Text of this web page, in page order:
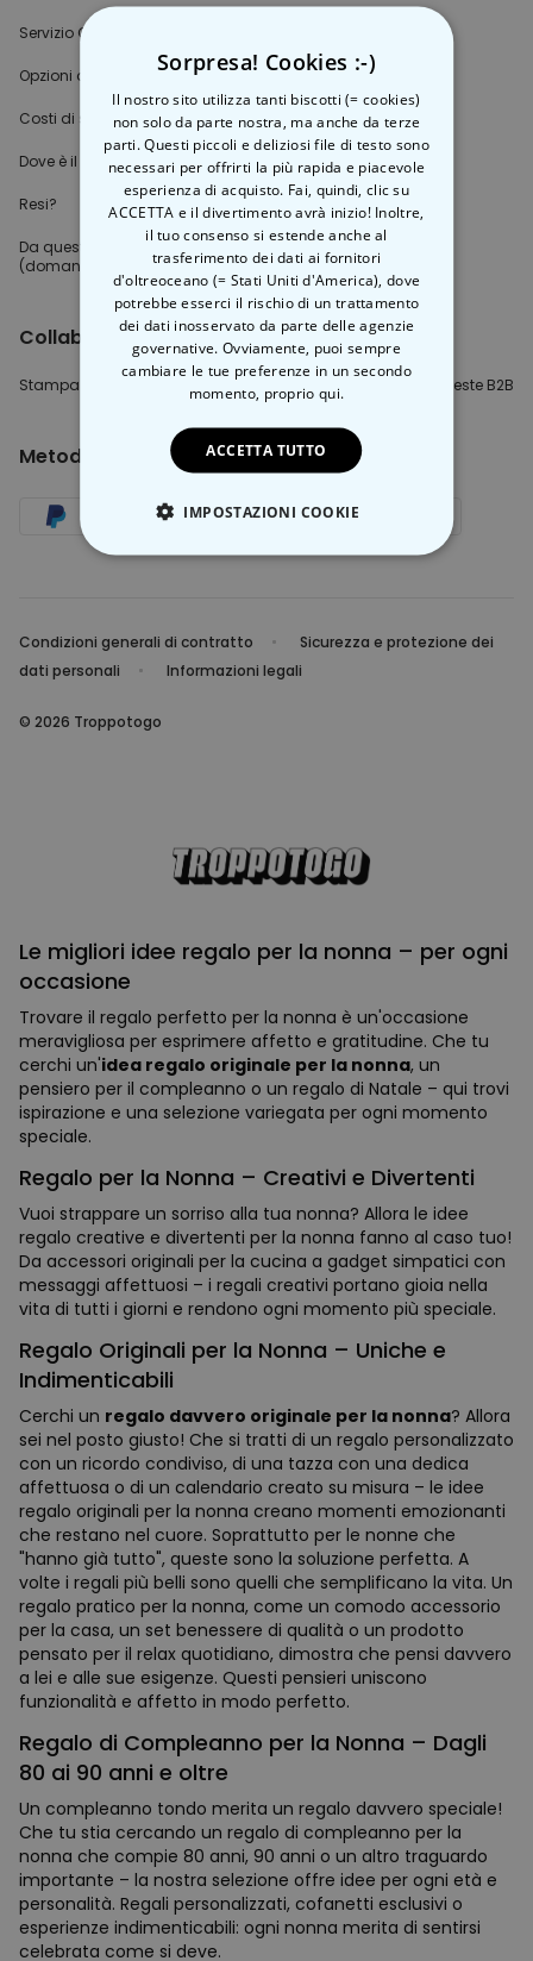
Servizio Clienti
Opzioni di pagamento?
Costi di spedizione?
Dove è il mio pacco?
Resi?
Da questa parte perle FAQs
(domande e risposte)
Blog
Impostazioni Cookie
Collaborazioni
Stampa Blogger e Youtuber Richieste B2B
Metodo di pagamento
Condizioni generali di contratto
Sicurezza e protezione dei
dati personali
Informazioni legali
© 2026 Troppotogo
Le migliori idee regalo per la nonna – per ogni
occasione
Trovare il regalo perfetto per la nonna è un'occasione
meravigliosa per esprimere affetto e gratitudine. Che tu
cerchi un'idea regalo originale per la nonna, un
pensiero per il compleanno o un regalo di Natale – qui trovi
ispirazione e una selezione variegata per ogni momento
speciale.
Regalo per la Nonna – Creativi e Divertenti
Vuoi strappare un sorriso alla tua nonna? Allora le idee
regalo creative e divertenti per la nonna fanno al caso tuo!
Da accessori originali per la cucina a gadget simpatici con
messaggi affettuosi – i regali creativi portano gioia nella
vita di tutti i giorni e rendono ogni momento più speciale.
Regalo Originali per la Nonna – Uniche e
Indimenticabili
Cerchi un regalo davvero originale per la nonna? Allora
sei nel posto giusto! Che si tratti di un regalo personalizzato
con un ricordo condiviso, di una tazza con una dedica
affettuosa o di un calendario creato su misura – le idee
regalo originali per la nonna creano momenti emozionanti
che restano nel cuore. Soprattutto per le nonne che
"hanno già tutto", queste sono la soluzione perfetta. A
volte i regali più belli sono quelli che semplificano la vita. Un
regalo pratico per la nonna, come un comodo accessorio
per la casa, un set benessere di qualità o un prodotto
pensato per il relax quotidiano, dimostra che pensi davvero
a lei e alle sue esigenze. Questi pensieri uniscono
funzionalità e affetto in modo perfetto.
Regalo di Compleanno per la Nonna – Dagli
80 ai 90 anni e oltre
Un compleanno tondo merita un regalo davvero speciale!
Che tu stia cercando un regalo di compleanno per la
nonna che compie 80 anni, 90 anni o un altro traguardo
importante – la nostra selezione offre idee per ogni età e
personalità. Regali personalizzati, cofanetti esclusivi o
esperienze indimenticabili: ogni nonna merita di sentirsi
celebrata come si deve.
Sorpresa! Cookies :-)
Il nostro sito utilizza tanti biscotti (= cookies)
non solo da parte nostra, ma anche da terze
parti. Questi piccoli e deliziosi file di testo sono
necessari per offrirti la più rapida e piacevole
esperienza di acquisto. Fai, quindi, clic su
ACCETTA e il divertimento avrà inizio! Inoltre,
il tuo consenso si estende anche al
trasferimento dei dati ai fornitori
d'oltreoceano (= Stati Uniti d'America), dove
potrebbe esserci il rischio di un trattamento
dei dati inosservato da parte delle agenzie
governative. Ovviamente, puoi sempre
cambiare le tue preferenze in un secondo
momento, proprio qui.
ACCETTA TUTTO
IMPOSTAZIONI COOKIE
STRETTAMENTE NECESSARIO
MARKETING
NON CLASSIFICATO